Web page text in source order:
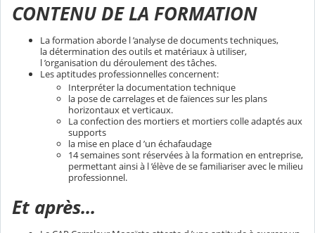
CONTENU DE LA FORMATION
La formation aborde l ’analyse de documents techniques,
la détermination des outils et matériaux à utiliser,
l ’organisation du déroulement des tâches.
Les aptitudes professionnelles concernent:
Interpréter la documentation technique
la pose de carrelages et de faïences sur les plans
horizontaux et verticaux.
La confection des mortiers et mortiers colle adaptés aux
supports
la mise en place d ’un échafaudage
14 semaines sont réservées à la formation en entreprise,
permettant ainsi à l ’élève de se familiariser avec le milieu
professionnel.
Et après...